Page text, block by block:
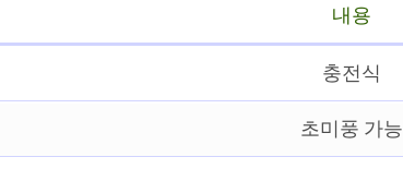
내용
충전식
초미풍 가능